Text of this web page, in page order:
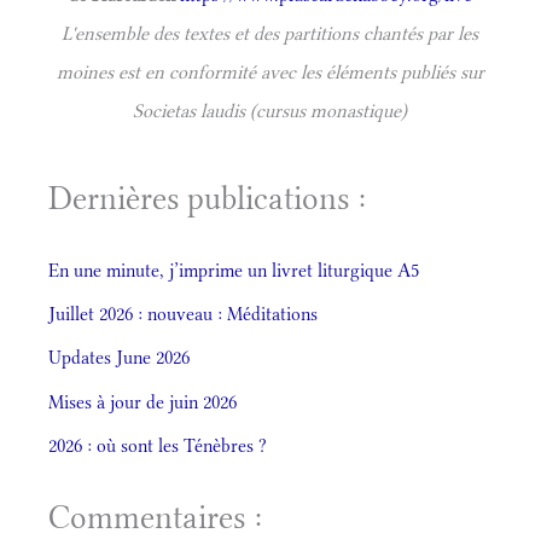
L'ensemble des textes et des partitions chantés par les
moines est en conformité avec les éléments publiés sur
Societas laudis (cursus monastique)
Dernières publications :
En une minute, j’imprime un livret liturgique A5
Juillet 2026 : nouveau : Méditations
Updates June 2026
Mises à jour de juin 2026
2026 : où sont les Ténèbres ?
Commentaires :